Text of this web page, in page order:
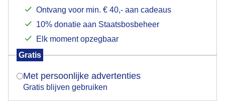
Ontvang voor min. € 40,- aan cadeaus
10% donatie aan Staatsbosbeheer
Elk moment opzegbaar
Gratis
Met persoonlijke advertenties
Gratis blijven gebruiken
Een moment geduld aub...
Populaire categorieën
Lente
Zomer
Indien je hier nog geen akkoord op hebt gegeven,
verschijnt er zo een pop-up uit je browser waarin
Is goed, toon de popup